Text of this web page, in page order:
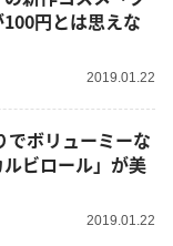
円とは思えな
2019.01.22
でボリューミーな
ルビロール」が美
2019.01.22